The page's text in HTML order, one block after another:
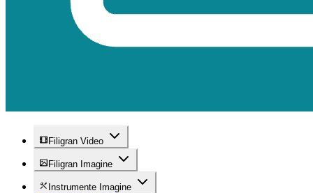
Filigran Video
Filigran Imagine
Instrumente Imagine